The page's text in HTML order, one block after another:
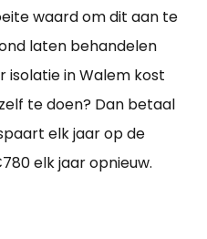
waard om dit aan te
laten behandelen
isolatie in Walem kost
te doen? Dan betaal
elk jaar op de
elk jaar opnieuw.